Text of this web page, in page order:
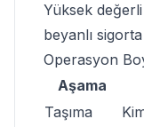
Yüksek
beyanlı
Operasyon
Aşama
Taşıma